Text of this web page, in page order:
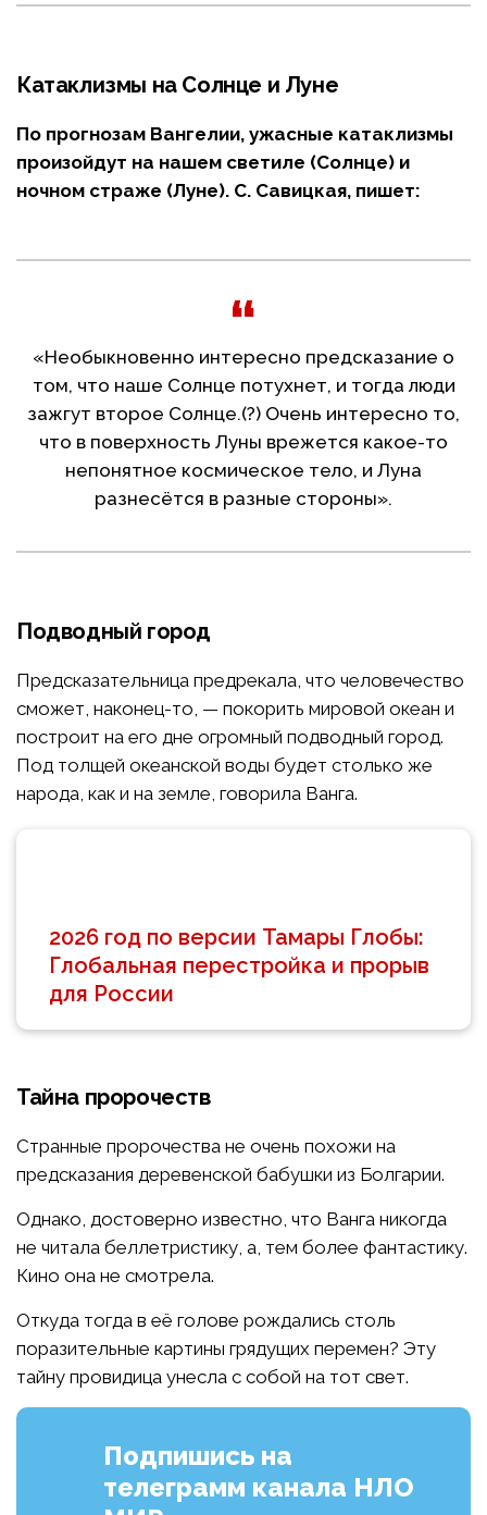
Катаклизмы на Солнце и Луне
По прогнозам Вангелии, ужасные катаклизмы
произойдут на нашем светиле (Солнце) и
ночном страже (Луне). С. Савицкая, пишет:
«Необыкновенно интересно предсказание о
том, что наше Солнце потухнет, и тогда люди
зажгут второе Солнце.(?) Очень интересно то,
что в поверхность Луны врежется какое-то
непонятное космическое тело, и Луна
разнесётся в разные стороны».
Подводный город
Предсказательница предрекала, что человечество
сможет, наконец-то, — покорить мировой океан и
построит на его дне огромный подводный город.
Под толщей океанской воды будет столько же
народа, как и на земле, говорила Ванга.
2026 год по версии Тамары Глобы:
Глобальная перестройка и прорыв
для России
Тайна пророчеств
Странные пророчества не очень похожи на
предсказания деревенской бабушки из Болгарии.
Однако, достоверно известно, что Ванга никогда
не читала беллетристику, а, тем более фантастику.
Кино она не смотрела.
Откуда тогда в её голове рождались столь
поразительные картины грядущих перемен? Эту
тайну провидица унесла с собой на тот свет.
Подпишись на
телеграмм канала НЛО